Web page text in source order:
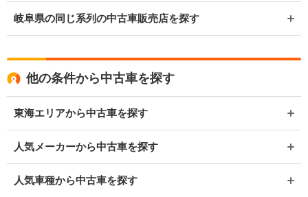
岐阜県の同じ系列の中古車販売店を探す
他の条件から中古車を探す
東海エリアから中古車を探す
人気メーカーから中古車を探す
人気車種から中古車を探す